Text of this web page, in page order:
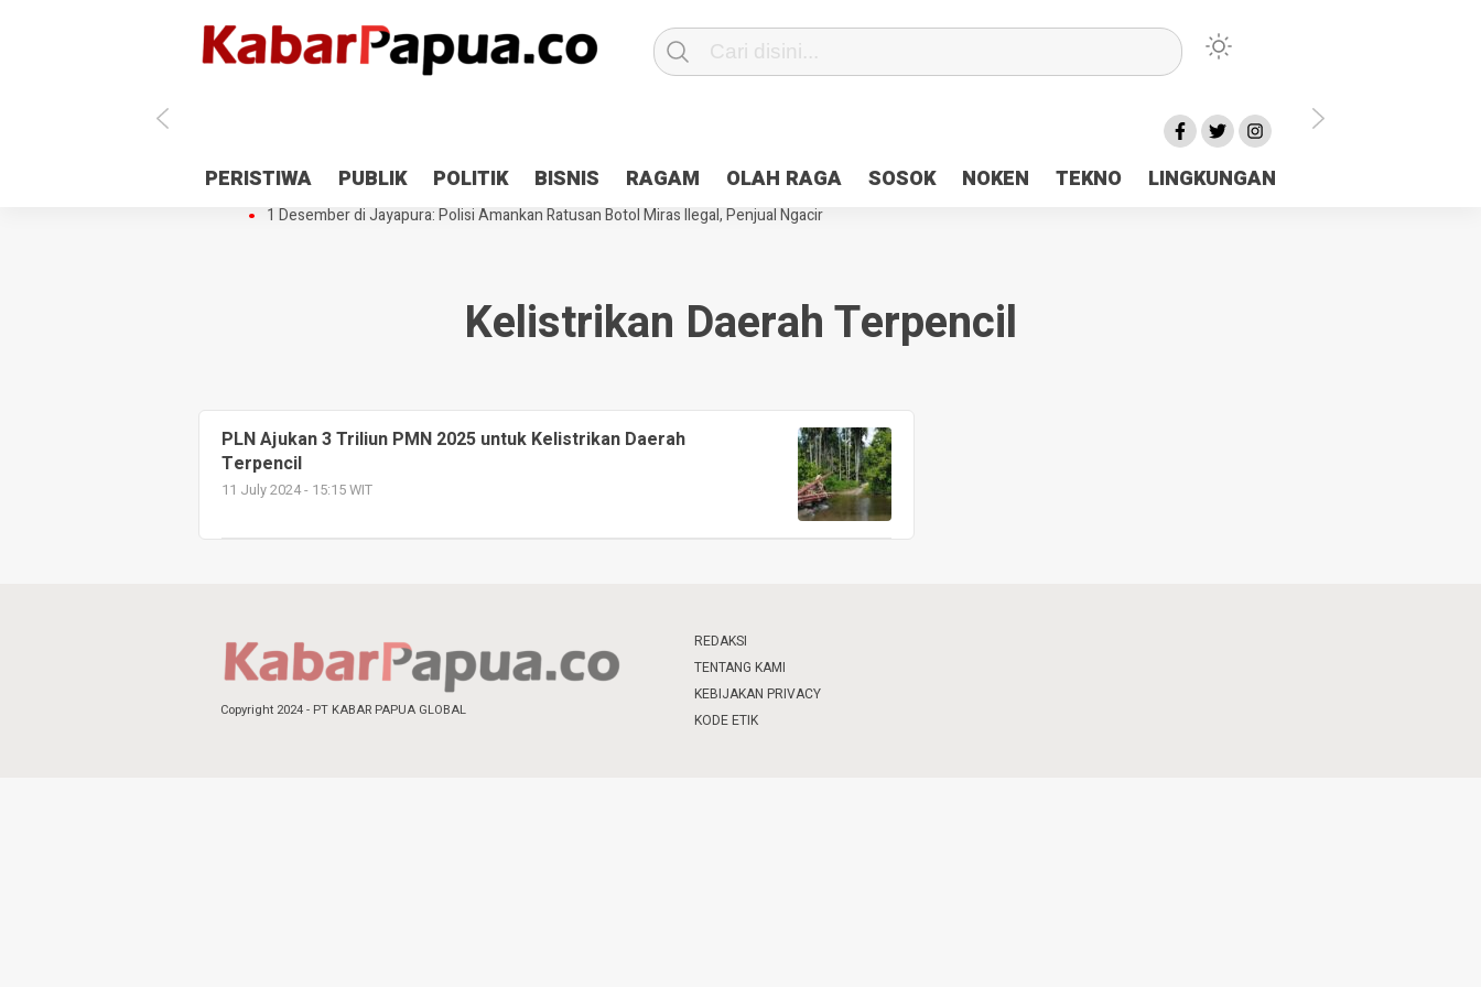
PERISTIWA PUBLIK POLITIK BISNIS RAGAM OLAH RAGA SOSOK NOKEN TEKNO LINGKUNGAN
Antisipasi 1 Desember, TNI Polri Patroli 2×24 jam di Kota Jayapura
Pesan Sejuk Polri di Deklarasi Pemilu Ceria Tanah Papua
Gedung Perpustakaan SMPN 5 Sentani Terbakar
Hibah Pilkada Jayapura Cair 10 Persen, Deposit Kas Daerah Rp23 Miliar Disorot
1 Desember di Jayapura: Polisi Amankan Ratusan Botol Miras Ilegal, Penjual Ngacir
Kelistrikan Daerah Terpencil
PLN Ajukan 3 Triliun PMN 2025 untuk Kelistrikan Daerah
Terpencil
11 July 2024 - 15:15 WIT
Copyright 2024 - PT KABAR PAPUA GLOBAL
REDAKSI
TENTANG KAMI
KEBIJAKAN PRIVACY
KODE ETIK